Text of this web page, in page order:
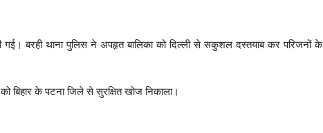
गई। बरही थाना पुलिस ने अपहृत बालिका को दिल्ली से सकुशल दस्तयाब कर परिजनों के
बिहार के पटना जिले से सुरक्षित खोज निकाला।